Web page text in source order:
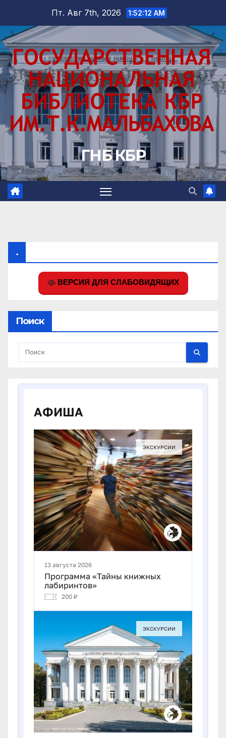
содержимому
Пт. Авг 7th, 2026 1:52:13 AM
ГНБ КБР
.
ВЕРСИЯ ДЛЯ СЛАБОВИДЯЩИХ
Поиск